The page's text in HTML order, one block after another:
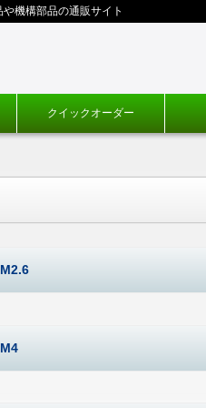
機構部品の通販サイト
クイックオーダー
M2.6
M4